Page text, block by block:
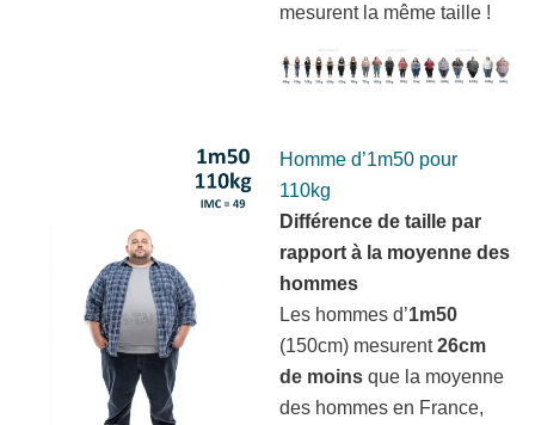
mesurent la même taille !
Homme d’1m50 pour
110kg
Différence de taille par
rapport à la moyenne des
hommes
Les hommes d’1m50
(150cm) mesurent26cm
de moins que la moyenne
des hommes en France,